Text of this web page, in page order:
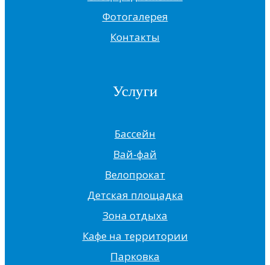
Фотогалерея
Контакты
Услуги
Бассейн
Вай-фай
Велопрокат
Детская площадка
Зона отдыха
Кафе на территории
Парковка